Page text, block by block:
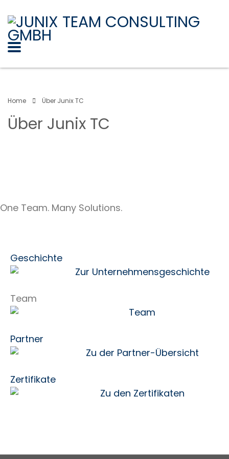
Home Über Junix TC
Über Junix TC
One Team. Many Solutions.
Geschichte
Team
Partner
Zertifikate